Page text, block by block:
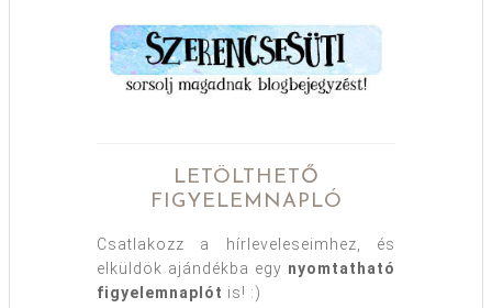
LETÖLTHETŐ
FIGYELEMNAPLÓ
Csatlakozz a hírleveleseimhez, és
elküldök ajándékba egy nyomtatható
figyelemnaplót is! :)